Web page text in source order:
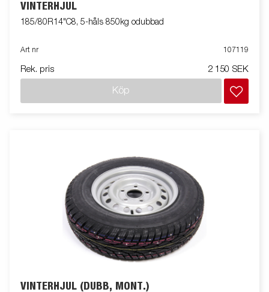
VINTERHJUL
185/80R14"C8, 5-håls 850kg odubbad
Art nr 107119
Rek. pris 2 150 SEK
Köp
VINTERHJUL (DUBB, MONT.)